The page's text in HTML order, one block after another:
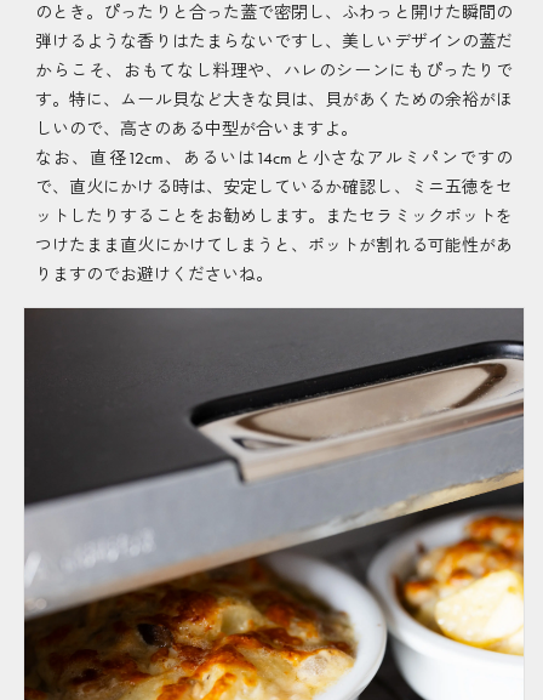
のとき。ぴったりと合った蓋で密閉し、ふわっと開けた瞬間の
弾けるような香りはたまらないですし、美しいデザインの蓋だ
からこそ、おもてなし料理や、ハレのシーンにもぴったりで
す。特に、ムール貝など大きな貝は、貝があくための余裕がほ
しいので、高さのある中型が合いますよ。
なお、直径12cm、あるいは14cmと小さなアルミパンですの
で、直火にかける時は、安定しているか確認し、ミニ五徳をセ
ットしたりすることをお勧めします。またセラミックポットを
つけたまま直火にかけてしまうと、ポットが割れる可能性があ
りますのでお避けくださいね。